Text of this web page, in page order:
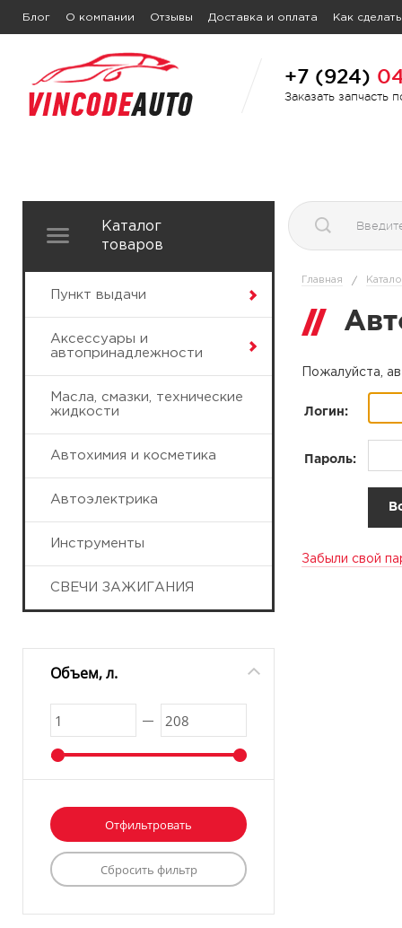
Блог О компании Отзывы Доставка и оплата Как
+7 (924)
Заказать запчасть
Каталог
товаров
Пункт выдачи
Аксессуары и
автопринадлежности
Масла, смазки, технические
жидкости
Автохимия и косметика
Автоэлектрика
Инструменты
СВЕЧИ ЗАЖИГАНИЯ
Объем, л.
Главная /
Пожалуйста,
Логин:
Пароль:
Забыли свой